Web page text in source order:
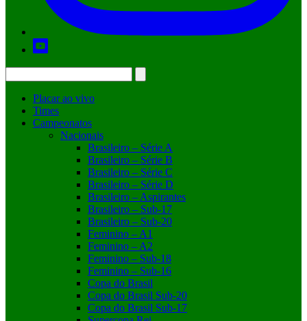
Placar ao vivo
Times
Campeonatos
Nacionais
Brasileiro – Série A
Brasileiro – Série B
Brasileiro – Série C
Brasileiro – Série D
Brasileiro – Aspirantes
Brasileiro – Sub-17
Brasileiro – Sub-20
Feminino – A1
Feminino – A2
Feminino – Sub-18
Feminino – Sub-16
Copa do Brasil
Copa do Brasil Sub-20
Copa do Brasil Sub-17